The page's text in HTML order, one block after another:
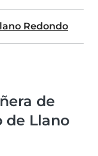
Redondo
de
de Llano